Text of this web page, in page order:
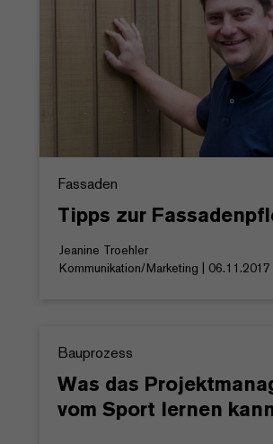
Fassaden
Tipps zur
Jeanine Troehler
Kommunikation/Marketing | 06.11.2017
Bauprozess
Was das
vom Sport lernen